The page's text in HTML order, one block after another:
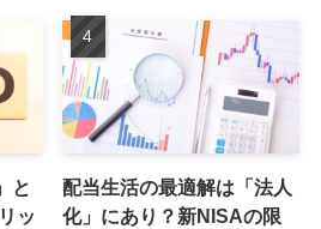
と
ッ
配当生活の最適解は「法人
化」にあり？新NISAの限